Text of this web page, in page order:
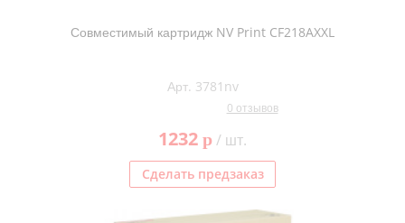
Совместимый картридж NV Print CF218AXXL
Арт. 3781nv
0 отзывов
1232 p/ шт.
Сделать предзаказ